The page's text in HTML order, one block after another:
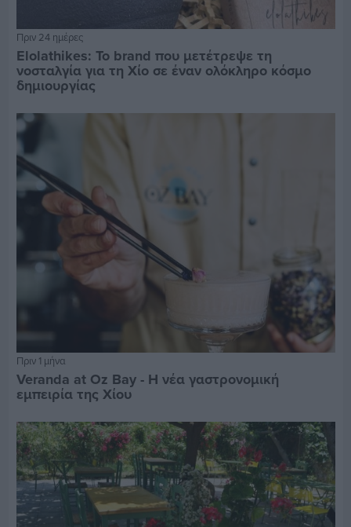
Πριν 24 ημέρες
Elolathikes: Το brand που μετέτρεψε τη
νοσταλγία για τη Χίο σε έναν ολόκληρο κόσμο
δημιουργίας
Πριν 1 μήνα
Veranda at Oz Bay - Η νέα γαστρονομική
εμπειρία της Χίου